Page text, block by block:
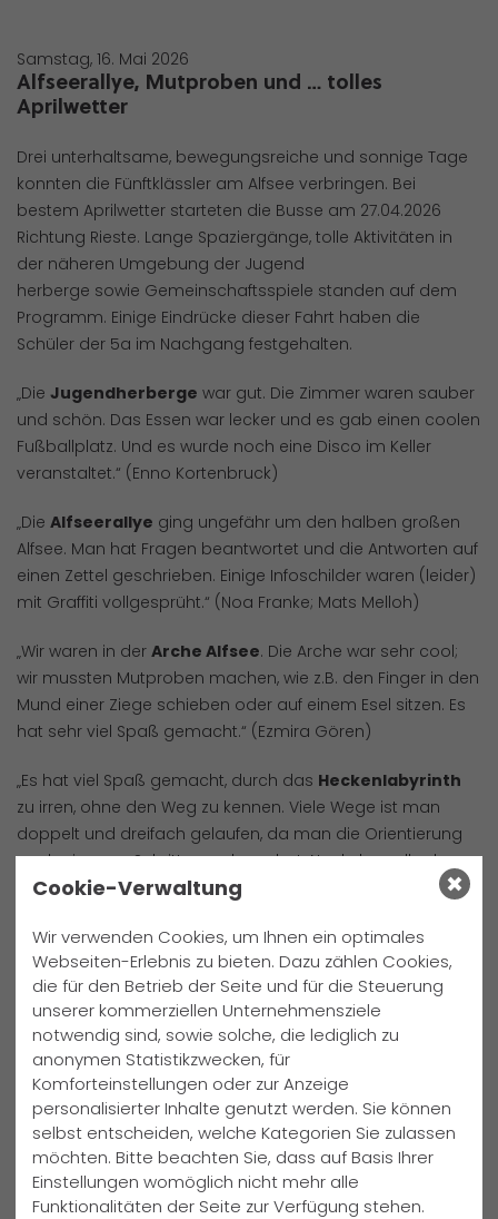
Samstag, 16. Mai 2026
Alfseerallye, Mutproben und … tolles
Aprilwetter
Drei unterhaltsame, bewegungsreiche und sonnige Tage
konnten die Fünftklässler am Alfsee verbringen. Bei
bestem Aprilwetter starteten die Busse am 27.04.2026
Richtung Rieste. Lange Spaziergänge, tolle Aktivitäten in
der näheren Umgebung der Jugend
herberge sowie Gemeinschaftsspiele standen auf dem
Programm. Einige Eindrücke dieser Fahrt haben die
Schüler der 5a im Nachgang festgehalten.
„Die Jugendherberge war gut. Die Zimmer waren sauber
und schön. Das Essen war lecker und es gab einen coolen
Fußballplatz. Und es wurde noch eine Disco im Keller
veranstaltet.“ (Enno Kortenbruck)
„Die Alfseerallye ging ungefähr um den halben großen
Alfsee. Man hat Fragen beantwortet und die Antworten auf
einen Zettel geschrieben. Einige Infoschilder waren (leider)
mit Graffiti vollgesprüht.“ (Noa Franke; Mats Melloh)
„Wir waren in der Arche Alfsee. Die Arche war sehr cool;
wir mussten Mutproben machen, wie z.B. den Finger in den
Mund einer Ziege schieben oder auf einem Esel sitzen. Es
hat sehr viel Spaß gemacht.“ (Ezmira Gören)
„Es hat viel Spaß gemacht, durch das Heckenlabyrinth
zu irren, ohne den Weg zu kennen. Viele Wege ist man
doppelt und dreifach gelaufen, da man die Orientierung
nach ein paar Schritten verloren hat. Nachdem alle das
Labyrinth durchquert hatten, wartete ein cooler Spielplatz
das Hüpfkissen. Die kleinen Tiere, die dort waren, sahen
sehr süß aus. Insgesamt fanden wir das Heckenlabyrinth
super cool und würden es gerne wieder besuchen.“ (Linn
Unger; Hedda Friesecke)
„In der biologischen Stationhaben wir gekeschert. Dabei
haben wir unterschiedliche Wassertiere gefangen;
darunter auch Fische, einen Wasserskorpion, mehrere
Kleinlibellenlarven und sogar einen Frosch. Nachdem wir
aufgehört haben zu keschern, sind wir weiter zur
biologischen Station gegangen und haben dort die Tiere
Cookie-Verwaltung
Wir verwenden Cookies, um Ihnen ein optimales
Webseiten-Erlebnis zu bieten. Dazu zählen Cookies,
die für den Betrieb der Seite und für die Steuerung
unserer kommerziellen Unternehmensziele
notwendig sind, sowie solche, die lediglich zu
anonymen Statistikzwecken, für
Komforteinstellungen oder zur Anzeige
personalisierter Inhalte genutzt werden. Sie können
selbst entscheiden, welche Kategorien Sie zulassen
möchten. Bitte beachten Sie, dass auf Basis Ihrer
Einstellungen womöglich nicht mehr alle
Funktionalitäten der Seite zur Verfügung stehen.